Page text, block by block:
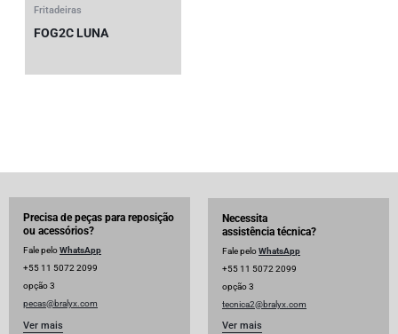
Fritadeiras
FOG2C LUNA
Precisa de peças para reposição
ou acessórios?
Fale peloWhatsApp
+55 11 5072 2099
opção 3
pecas@bralyx.com
Ver mais
Necessita
assistência técnica?
Fale peloWhatsApp
+55 11 5072 2099
opção 3
tecnica2@bralyx.com
Ver mais